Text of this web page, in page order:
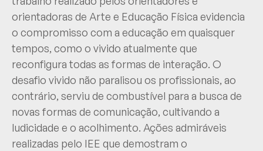
orientadoras de Arte e Educação Física evidencia
o compromisso com a educação em quaisquer
tempos, como o vivido atualmente que
reconfigura todas as formas de interação. O
desafio vivido não paralisou os profissionais, ao
contrário, serviu de combustível para a busca de
novas formas de comunicação, cultivando a
ludicidade e o acolhimento. Ações admiráveis
realizadas pelo IEE que demostram o